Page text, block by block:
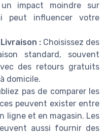
impact moindre sur
peut influencer votre
:Choisissez des
standard, souvent
des retours gratuits
domicile.
pas de comparer les
peuvent exister entre
ligne et en magasin. Les
aussi fournir des